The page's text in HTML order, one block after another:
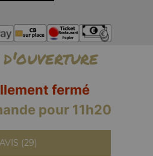
fermé
pour 11h20
AVIS (29)